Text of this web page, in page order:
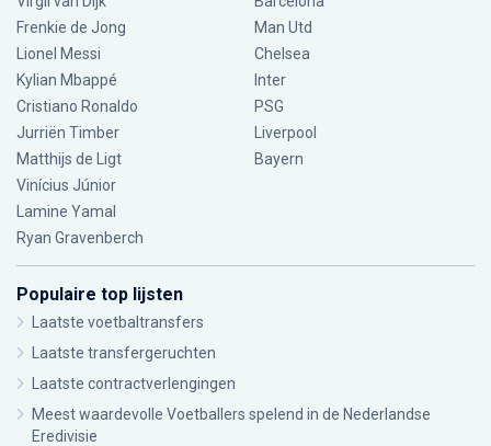
Frenkie de Jong
Lionel Messi
Kylian Mbappé
Cristiano Ronaldo
Jurriën Timber
Matthijs de Ligt
Vinícius Júnior
Lamine Yamal
Ryan Gravenberch
Man Utd
Chelsea
Inter
PSG
Liverpool
Bayern
Populaire top lijsten
Laatste voetbaltransfers
Laatste transfergeruchten
Laatste contractverlengingen
Meest waardevolle Voetballers spelend in de Nederlandse
Eredivisie